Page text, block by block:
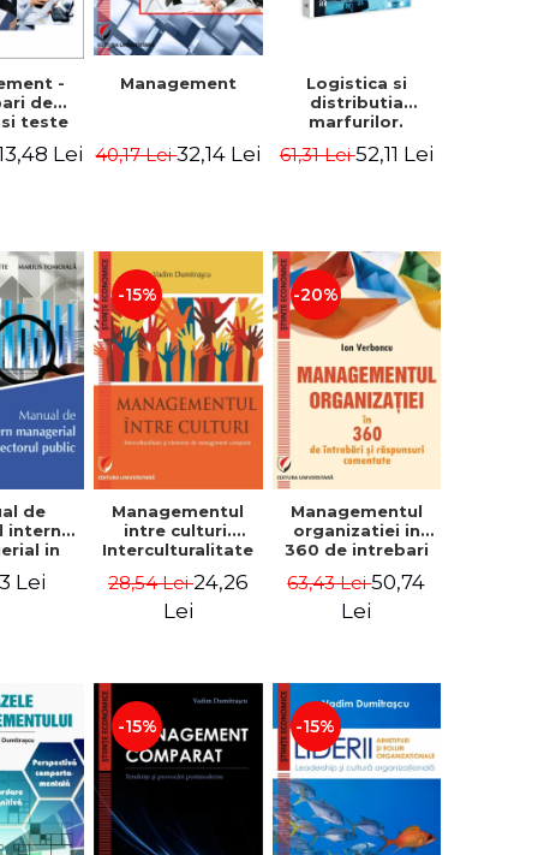
-
de
teste
Lei
Management
40,17 Lei32,14 Lei
Logistica si
distributia
marfurilor.
Editia a VI-a -
61,31 Lei52,11 Lei
de
intern
in
public -
Lei
-15%
Managementul
intre culturi.
Interculturalitate
management
comparat -
28,54 Lei24,26
Lei
-20%
Managementul
organizatiei in
360 de intrebari
comentate - Ion
Verboncu
63,43 Lei50,74
Lei
-15% -15%